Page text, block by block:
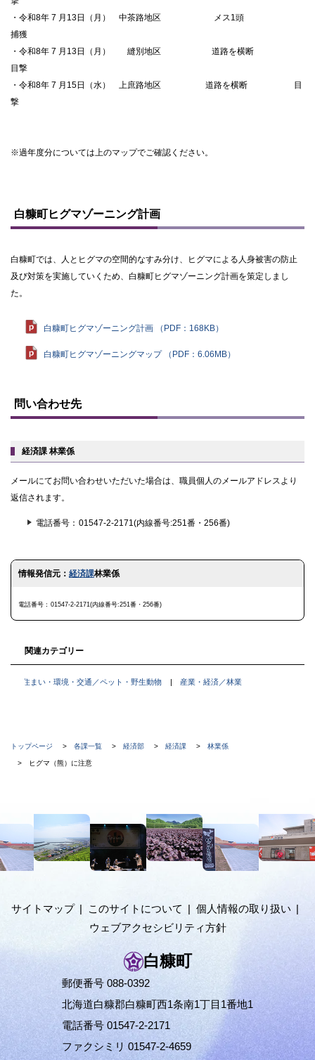
・令和8年 7 月13日（月） 中茶路地区 メス1頭
捕獲
・令和8年 7 月13日（月） 縫別地区 道路を横断
目撃
・令和8年 7 月15日（水） 上庶路地区 道路を横断 目
撃
※過年度分については上のマップでご確認ください。
ッ
プ
に
る
白糠町ヒグマゾーニング計画
白糠町では、人とヒグマの空間的なすみ分け、ヒグマによる人身被害の防止
及び対策を実施していくため、白糠町ヒグマゾーニング計画を策定しまし
た。
白糠町ヒグマゾーニング計画 （PDF：168KB）
白糠町ヒグマゾーニングマップ （PDF：6.06MB）
ッ問い合わせ先
経済課 林業係
メールにてお問い合わせいただいた場合は、職員個人のメールアドレスより
返信されます。
電話番号 01547-2-2171(内線番号:251番・256番)
ト
戻
情報発信元： 経済課林業係
電話番号 01547-2-2171(内線番号:251番・256番)
関連カテゴリー
住まい・環境・交通／ペット・野生動物 産業・経済／林業
現
在
の
階
層
トップページ 各課一覧 経済部 経済課 林業係
ヒグマ（熊）に注意
へ
メ
サイトマップ このサイトについて
個人情報の取り扱い
ウェブアクセシビリティ方針
白糠町
郵便番号 088-0392
北海道白糠郡白糠町西1条南1丁目1番地1
電話番号 01547-2-2171
ファクシミリ 01547-2-4659